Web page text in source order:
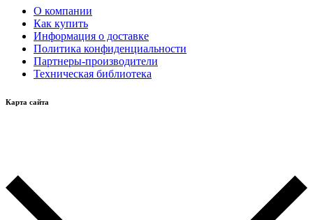
О компании
Как купить
Информация о доставке
Политика конфиденциальности
Партнеры-производители
Техническая библиотека
Карта сайта